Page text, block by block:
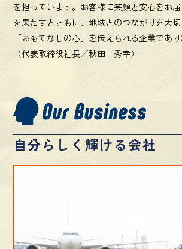
を担っています。お客様に笑顔と安心をお
を果たすとともに、地域とのつながりを大
「おもてなしの心」を伝えられる企業であり
（代表取締役社長／秋田 秀幸）
自分らしく輝ける会社